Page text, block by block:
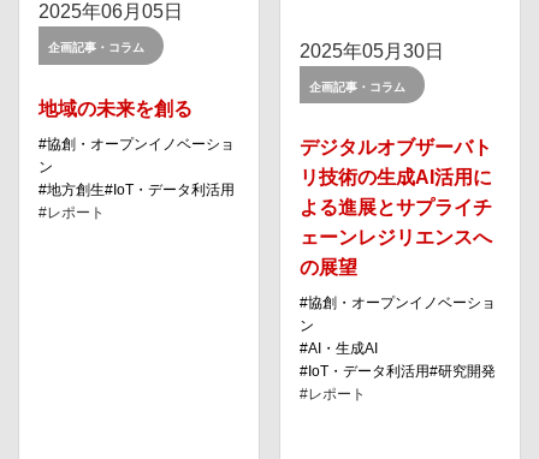
2025年06月05日
企画記事・コラム
地域の未来を創る
協創・オープンイノベーショ
ン
地⽅創⽣
IoT・データ利活⽤
レポート
2025年05月30日
企画記事・コラム
デジタルオブザーバト
リ技術の生成AI活用に
よる進展とサプライチ
ェーンレジリエンスへ
の展望
協創・オープンイノベーショ
ン
AI・⽣成AI
IoT・データ利活⽤
研究開発
レポート